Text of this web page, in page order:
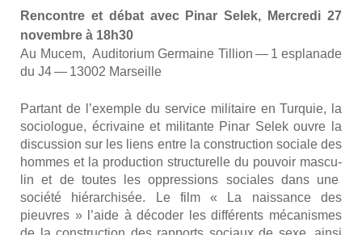
Ren­contre et débat avec Pinar Selek, Mer­cre­di 27
novembre à 18h30
Au Mucem, Audi­to­rium Ger­maine Til­lion — 1 espla­nade
du J4 — 13002 Mar­seille
Par­tant de l’exemple du ser­vice mili­taire en Tur­quie, la
socio­logue, écri­vaine et mili­tante Pinar Selek ouvre la
dis­cus­sion sur les liens entre la construc­tion sociale des
hommes et la pro­duc­tion struc­tu­relle du pou­voir mas­cu­
lin et de toutes les oppres­sions sociales dans une
socié­té hié­rar­chi­sée. Le film « La nais­sance des
pieuvres » l’aide à déco­der les dif­fé­rents méca­nismes